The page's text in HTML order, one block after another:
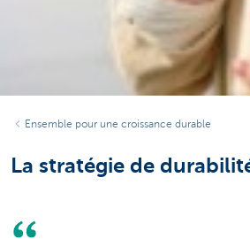
Ensemble pour une croissance durable
La stratégie de